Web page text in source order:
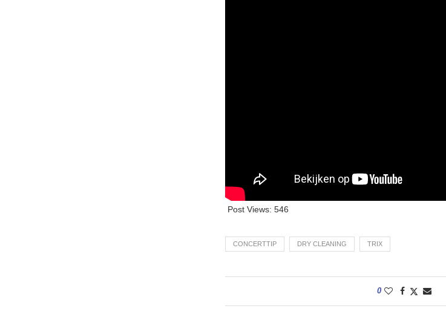
Post Views: 546
CONCERTTIP DRY CLEANING TRIX
0